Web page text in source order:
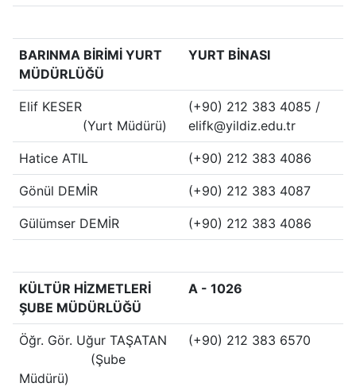
BARINMA BİRİMİ YURT
MÜDÜRLÜĞÜ
YURT BİNASI
Elif KESER
(Yurt Müdürü)
(+90) 212 383 4085 /
elifk@yildiz.edu.tr
Hatice ATIL (+90) 212 383 4086
Gönül DEMİR (+90) 212 383 4087
Gülümser DEMİR (+90) 212 383 4086
KÜLTÜR HİZMETLERİ
ŞUBE MÜDÜRLÜĞÜ
A - 1026
Öğr. Gör. Uğur TAŞATAN
(Şube
Müdürü)
(+90) 212 383 6570